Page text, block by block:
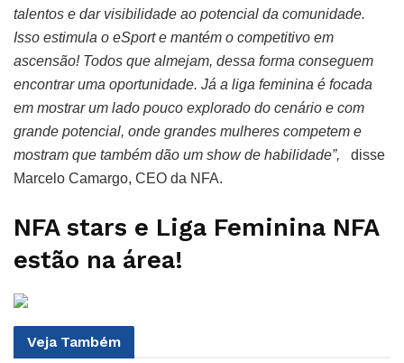
talentos e dar visibilidade ao potencial da comunidade.
Isso estimula o eSport e mantém o competitivo em
ascensão! Todos que almejam, dessa forma conseguem
encontrar uma oportunidade. Já a liga feminina é focada
em mostrar um lado pouco explorado do cenário e com
grande potencial, onde grandes mulheres competem e
mostram que também dão um show de habilidade”, disse
Marcelo Camargo, CEO da NFA.
NFA stars e Liga Feminina NFA
estão na área!
Veja Também